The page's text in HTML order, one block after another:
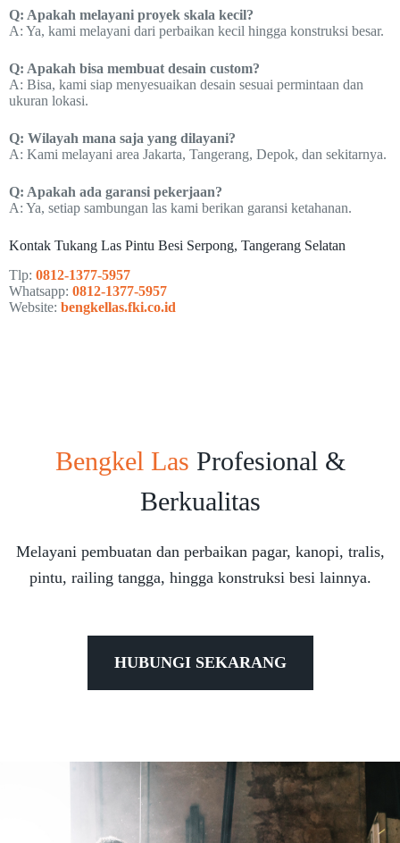
Q: Apakah melayani proyek skala kecil?
A: Ya, kami melayani dari perbaikan kecil hingga konstruksi besar.
Q: Apakah bisa membuat desain custom?
A: Bisa, kami siap menyesuaikan desain sesuai permintaan dan
ukuran lokasi.
Q: Wilayah mana saja yang dilayani?
A: Kami melayani area Jakarta, Tangerang, Depok, dan sekitarnya.
Q: Apakah ada garansi pekerjaan?
A: Ya, setiap sambungan las kami berikan garansi ketahanan.
Kontak Tukang Las Pintu Besi Serpong, Tangerang Selatan
Tlp: 0812-1377-5957
Whatsapp: 0812-1377-5957
Website: bengkellas.fki.co.id
Bengkel Las Profesional &
Berkualitas
Melayani pembuatan dan perbaikan pagar, kanopi, tralis,
pintu, railing tangga, hingga konstruksi besi lainnya.
HUBUNGI SEKARANG